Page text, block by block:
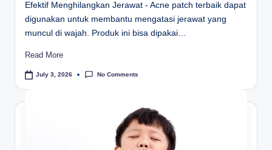
Efektif Menghilangkan Jerawat - Acne patch terbaik dapat
digunakan untuk membantu mengatasi jerawat yang
muncul di wajah. Produk ini bisa dipakai…
Read More
July 3, 2026 No Comments